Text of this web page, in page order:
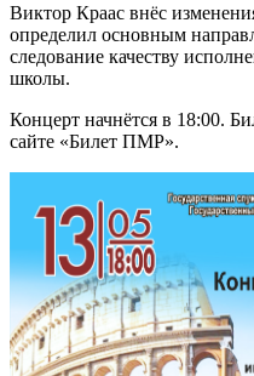
Виктор Краас внёс
определил основным
следование качеству
школы.
Концерт начнётся в 18:00.
сайте «Билет ПМР».